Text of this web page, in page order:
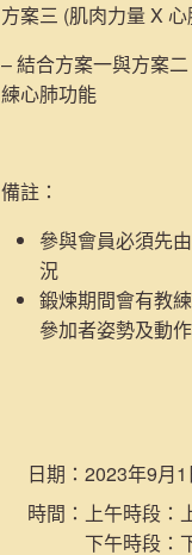
方案三 (肌肉力量 X
– 結合方案一與方案
練心肺功能
備註：
參與會員必須先
況
鍛煉期間會有教
參加者姿勢及動
日期： 2023年9月
時間： 上午時段：
下午時段：